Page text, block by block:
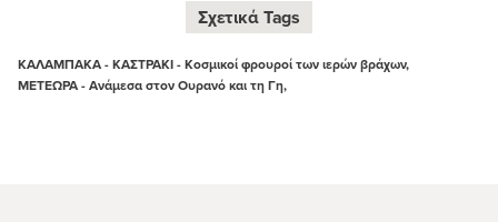
Σχετικά Tags
ΚΑΛΑΜΠΑΚΑ - ΚΑΣΤΡΑΚΙ - Κοσμικοί φρουροί των ιερών βράχων,
ΜΕΤΕΩΡΑ - Ανάμεσα στον Ουρανό και τη Γη,